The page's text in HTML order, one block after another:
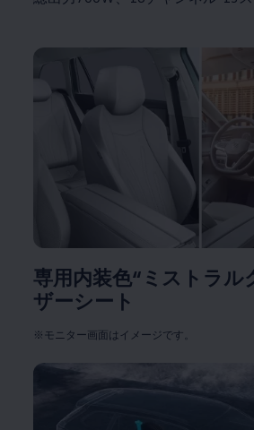
専用内装色“ミストラル
ザーシート
※モニター画面はイメージです。